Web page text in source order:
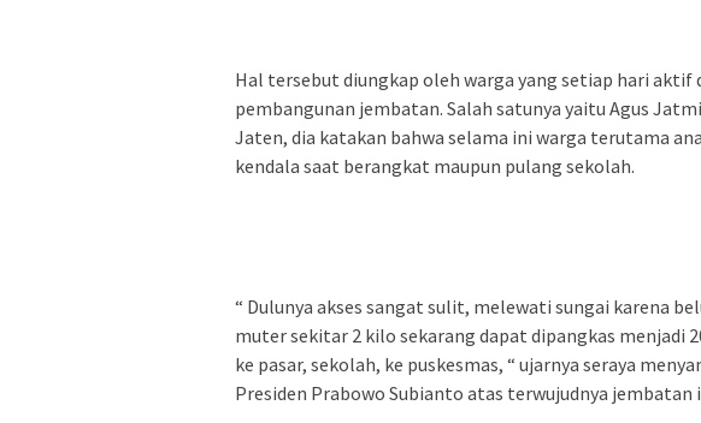
Hal tersebut diungkap oleh warga yang setiap hari aktif
pembangunan jembatan. Salah satunya yaitu Agus
Jaten, dia katakan bahwa selama ini warga terutama
kendala saat berangkat maupun pulang sekolah.
“ Dulunya akses sangat sulit, melewati sungai karena
muter sekitar 2 kilo sekarang dapat dipangkas menjadi
ke pasar, sekolah, ke puskesmas, “ ujarnya seraya
Presiden Prabowo Subianto atas terwujudnya